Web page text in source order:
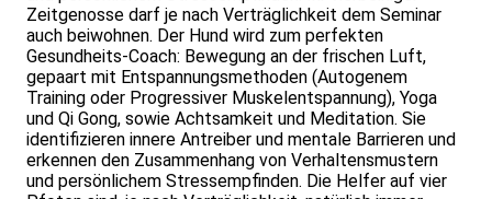
Zeitgenosse darf je nach Verträglichkeit dem Seminar
auch beiwohnen. Der Hund wird zum perfekten
Gesundheits-Coach: Bewegung an der frischen Luft,
gepaart mit Entspannungsmethoden (Autogenem
Training oder Progressiver Muskelentspannung), Yoga
und Qi Gong, sowie Achtsamkeit und Meditation. Sie
identifizieren innere Antreiber und mentale Barrieren und
erkennen den Zusammenhang von Verhaltensmustern
und persönlichem Stressempfinden. Die Helfer auf vier